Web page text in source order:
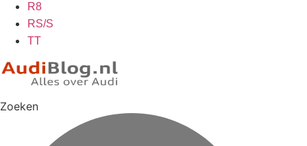
R8
RS/S
TT
Zoeken